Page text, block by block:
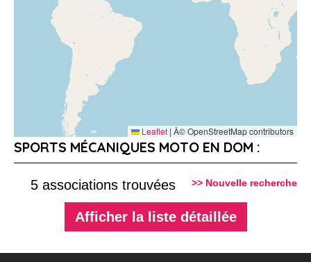
Leaflet | Â© OpenStreetMap contributors
SPORTS MÉCANIQUES MOTO EN DOM :
>> Nouvelle recherche
5 associations trouvées
Afficher la liste détaillée